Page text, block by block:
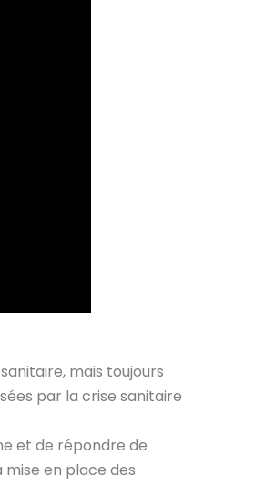
mais toujours
par la crise sanitaire
et de répondre de
en place des